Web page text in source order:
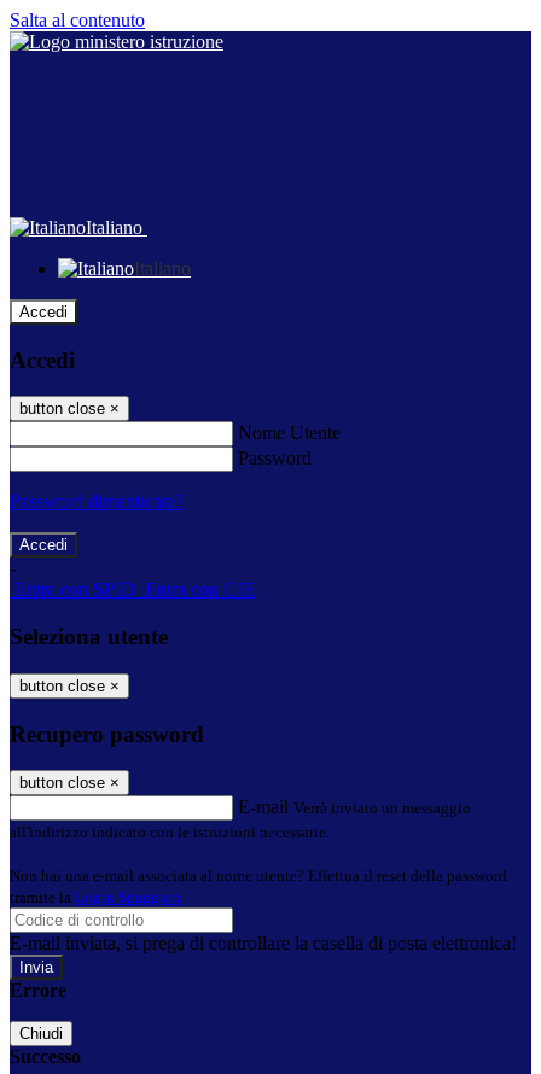
Salta al contenuto
Italiano
Italiano
Accedi
Accedi
button close ×
Nome Utente
Password
Password dimenticata?
-
Entra con SPID Entra con CIE
Seleziona utente
button close ×
Recupero password
button close ×
E-mail Verrà inviato un messaggio
all'indirizzo indicato con le istruzioni necessarie.
Non hai una e-mail associata al nome utente? Effettua il reset della password
tramite la Login Spaggiari
E-mail inviata, si prega di controllare la casella di posta elettronica!
Errore
Chiudi
Successo